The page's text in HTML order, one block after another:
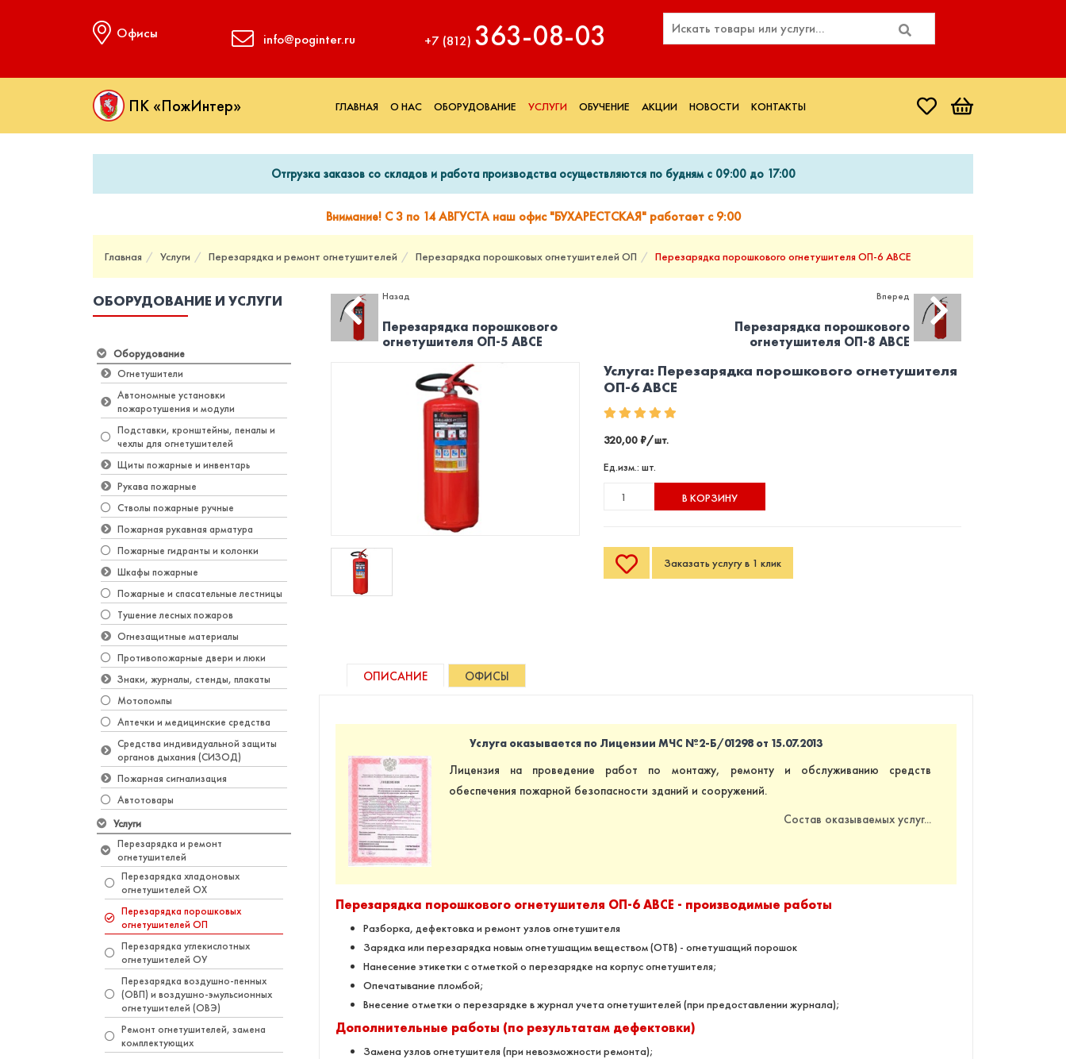
Офисы info@poginter.ru +7 (812) 363‑08‑03
ПК «ПожИнтер» ГЛАВНАЯ О НАС ОБОРУДОВАНИЕ УСЛУГИ ОБУЧЕНИЕ АКЦИИ НОВОСТИ КОНТАКТЫ
Отгрузка заказов со складов и работа производства осуществляются по будням с 09:00 до 17:00
Внимание! С 3 по 14 АВГУСТА наш офис "БУХАРЕСТСКАЯ" работает с 9:00
Главная Услуги Перезарядка и ремонт огнетушителей Перезарядка порошковых огнетушителей ОП Перезарядка порошкового огнетушителя ОП-6 ABCE
ОБОРУДОВАНИЕ И УСЛУГИ
Оборудование
Огнетушители
Автономные установки
пожаротушения и модули
Подставки, кронштейны, пеналы и
чехлы для огнетушителей
Щиты пожарные и инвентарь
Рукава пожарные
Стволы пожарные ручные
Пожарная рукавная арматура
Пожарные гидранты и колонки
Шкафы пожарные
Пожарные и спасательные лестницы
Тушение лесных пожаров
Огнезащитные материалы
Противопожарные двери и люки
Знаки, журналы, стенды, плакаты
Мотопомпы
Аптечки и медицинские средства
Средства индивидуальной защиты
органов дыхания (СИЗОД)
Пожарная сигнализация
Автотовары
Услуги
Перезарядка и ремонт
огнетушителей
Перезарядка хладоновых
огнетушителей ОХ
Перезарядка порошковых
огнетушителей ОП
Перезарядка углекислотных
огнетушителей ОУ
Перезарядка воздушно-пенных
(ОВП) и воздушно-эмульсионных
огнетушителей (ОВЭ)
Ремонт огнетушителей, замена
комплектующих
Назад
Перезарядка порошкового
огнетушителя ОП-5 ABCE
Вперед
Перезарядка порошкового
огнетушителя ОП-8 ABCE
Услуга: Перезарядка порошкового огнетушителя
ОП-6 ABCE
320,00 ₽/шт.
Ед.изм.: шт.
В КОРЗИНУ
Заказать услугу в 1 клик
ОПИСАНИЕ ОФИСЫ
Услуга оказывается по Лицензии МЧС №2-Б/01298 от 15.07.2013
Лицензия на проведение работ по монтажу, ремонту и обслуживанию средств
обеспечения пожарной безопасности зданий и сооружений.
Состав оказываемых услуг...
Перезарядка порошкового огнетушителя ОП-6 ABCE - производимые работы
Разборка, дефектовка и ремонт узлов огнетушителя
Зарядка или перезарядка новым огнетушащим веществом (ОТВ) - огнетушащий порошок
Нанесение этикетки с отметкой о перезарядке на корпус огнетушителя;
Опечатывание пломбой;
Внесение отметки о перезарядке в журнал учета огнетушителей (при предоставлении журнала);
Дополнительные работы (по результатам дефектовки)
Замена узлов огнетушителя (при невозможности ремонта);